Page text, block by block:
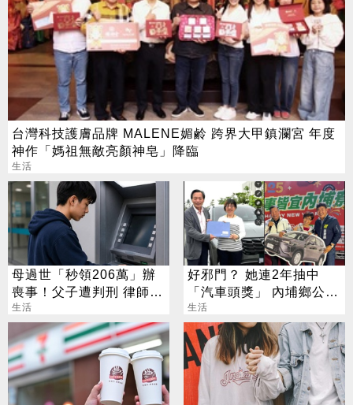
台灣科技護膚品牌 MALENE媚鹷 跨界大甲鎮瀾宮 年度
神作「媽祖無敵亮顏神皂」降臨
生活
母過世「秒領206萬」辦
喪事！父子遭判刑 律師：
搶錢先下手是罪
生活
好邪門？ 她連2年抽中
「汽車頭獎」 內埔鄉公所
說話了
生活